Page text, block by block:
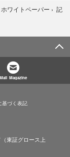
ワイトペーパー › 記
Mail Magazine
基づく表記
東証グロース上